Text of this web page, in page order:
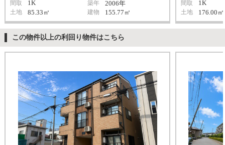
間取 1K 築年 2006年
土地 85.33㎡ 建物 155.77㎡
間取 1K
土地 176.00㎡
この物件以上の利回り物件はこちら